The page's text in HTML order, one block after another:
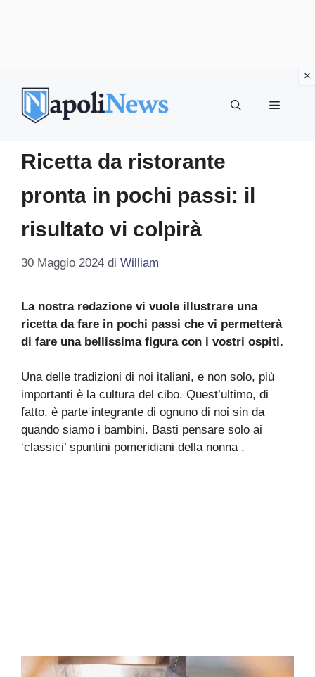
contenuto
MENU
Ricetta da ristorante
pronta in pochi passi: il
risultato vi colpirà
30 Maggio 2024 di William
La nostra redazione vi vuole illustrare una
ricetta da fare in pochi passi che vi permetterà
di fare una bellissima figura con i vostri ospiti.
Una delle tradizioni di noi italiani, e non solo, più
importanti è la cultura del cibo. Quest’ultimo, di
fatto, è parte integrante di ognuno di noi sin da
quando siamo i bambini. Basti pensare solo ai
‘classici’ spuntini pomeridiani della nonna .